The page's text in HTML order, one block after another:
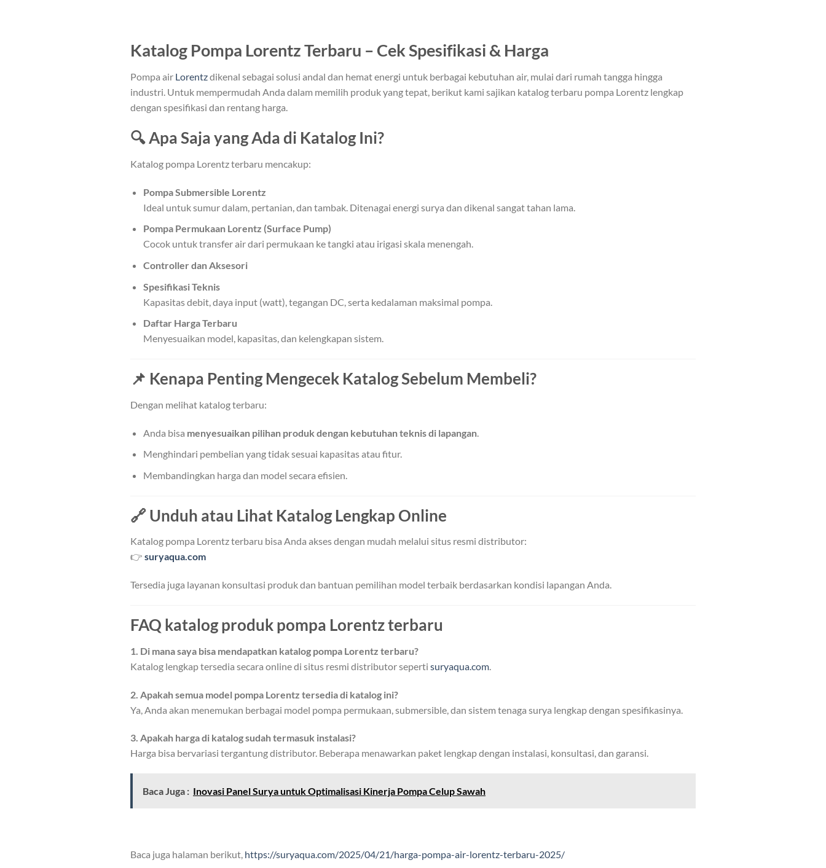
Katalog Pompa Lorentz Terbaru – Cek Spesifikasi & Harga
Pompa air Lorentzdikenal sebagai solusi andal dan hemat energi untuk berbagai kebutuhan air, mulai dari rumah tangga hingga
industri. Untuk mempermudah Anda dalam memilih produk yang tepat, berikut kami sajikan katalog terbaru pompa Lorentz lengkap
dengan spesifikasi dan rentang harga.
🔍 Apa Saja yang Ada di Katalog Ini?
Katalog pompa Lorentz terbaru mencakup:
Pompa Submersible Lorentz
Ideal untuk sumur dalam, pertanian, dan tambak. Ditenagai energi surya dan dikenal sangat tahan lama.
Pompa Permukaan Lorentz (Surface Pump)
Cocok untuk transfer air dari permukaan ke tangki atau irigasi skala menengah.
Controller dan Aksesori
Spesifikasi Teknis
Kapasitas debit, daya input (watt), tegangan DC, serta kedalaman maksimal pompa.
Daftar Harga Terbaru
Menyesuaikan model, kapasitas, dan kelengkapan sistem.
📌 Kenapa Penting Mengecek Katalog Sebelum Membeli?
Dengan melihat katalog terbaru:
Anda bisa menyesuaikan pilihan produk dengan kebutuhan teknis di lapangan.
Menghindari pembelian yang tidak sesuai kapasitas atau fitur.
Membandingkan harga dan model secara efisien.
🔗 Unduh atau Lihat Katalog Lengkap Online
Katalog pompa Lorentz terbaru bisa Anda akses dengan mudah melalui situs resmi distributor:
👉 suryaqua.com
Tersedia juga layanan konsultasi produk dan bantuan pemilihan model terbaik berdasarkan kondisi lapangan Anda.
FAQ katalog produk pompa Lorentz terbaru
1. Di mana saya bisa mendapatkan katalog pompa Lorentz terbaru?
Katalog lengkap tersedia secara online di situs resmi distributor seperti suryaqua.com
2. Apakah semua model pompa Lorentz tersedia di katalog ini?
Ya, Anda akan menemukan berbagai model pompa permukaan, submersible, dan sistem tenaga surya lengkap dengan spesifikasinya.
3. Apakah harga di katalog sudah termasuk instalasi?
Harga bisa bervariasi tergantung distributor. Beberapa menawarkan paket lengkap dengan instalasi, konsultasi, dan garansi.
Baca Juga : Inovasi Panel Surya untuk Optimalisasi Kinerja Pompa Celup Sawah
Baca juga halaman berikut, https://suryaqua.com/2025/04/21/harga-pompa-air-lorentz-terbaru-2025/